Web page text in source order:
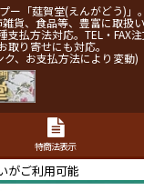
ー「莚賀堂(えんがどう)」。
貨、食品等、豊富に取扱い
払方法対応。TEL・FAX
り寄せにも対応。
、お支払方法により変動)
特商法表示
がご利用可能